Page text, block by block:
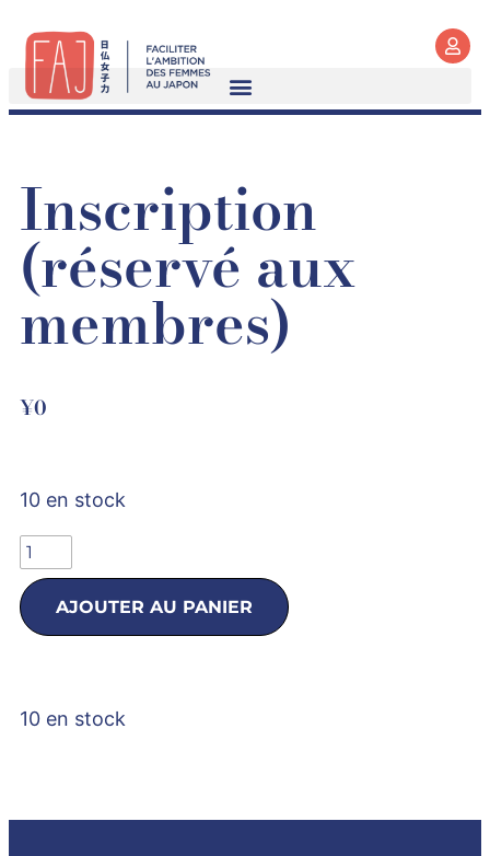
Inscription
(réservé aux
membres)
¥0
10 en stock
AJOUTER AU PANIER
10 en stock